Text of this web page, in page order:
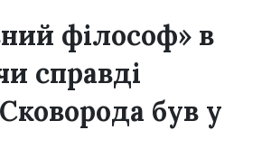
філософ» в
справді
був у